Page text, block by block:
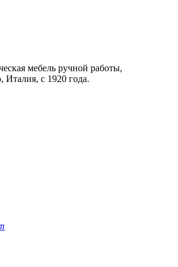
мебель ручной работы,
Италия, с 1920 года.